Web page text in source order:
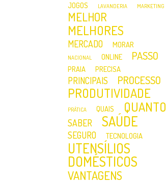
JOGOS
LAVANDERIA MARKETING
MELHOR
MELHORES
MERCADO MORAR
NACIONAL ONLINE PASSO
PRAIA PRECISA
PRINCIPAIS PROCESSO
PRODUTIVIDADE
PRÁTICA QUAIS QUANTO
SABER SAÚDE
SEGURO TECNOLOGIA
UTENSÍLIOS
DOMÉSTICOS
VANTAGENS